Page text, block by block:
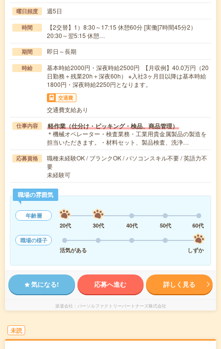
曜日頻度 週5日
時間
【2交替】1）8:30～17:15 休憩60分 [実働]7時間45分2）
20:30～翌5:15 休憩…
期間 即日～長期
時給
基本時給2000円・深夜時給2500円 【月収例】40.0万円（20
日勤務＋残業20h＋深夜60h） ※入社3ヶ月目以降は基本時給
1800円・深夜時給2250円となります。
交通費
交通費支給あり
仕事内容 軽作業（仕分け・ピッキング・検品、商品管理）
＊機械オペレーター・検査業務・工業用貴金属製品の製造を
担当いただきます。・材料セット、製品検査、洗浄…
応募資格
職種未経験OK / ブランクOK / パソコンスキル不要 / 英語力不
要
未経験可
職場の雰囲気
年齢層
20代
30代 40代 50代
60代
職場の様子
活気がある
しずか
気になる! 応募へ進む 詳しく見る
派遣会社 パーソルファクトリーパートナーズ株式会社
未読